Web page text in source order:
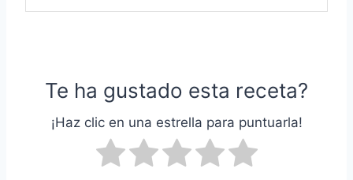
Te ha gustado esta receta?
¡Haz clic en una estrella para puntuarla!